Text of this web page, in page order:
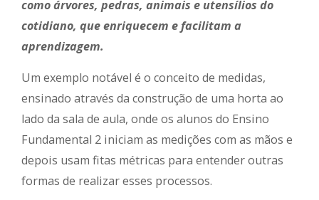
como árvores, pedras, animais e utensílios do
cotidiano, que enriquecem e facilitam a
aprendizagem.
Um exemplo notável é o conceito de medidas,
ensinado através da construção de uma horta ao
lado da sala de aula, onde os alunos do Ensino
Fundamental 2 iniciam as medições com as mãos e
depois usam fitas métricas para entender outras
formas de realizar esses processos.